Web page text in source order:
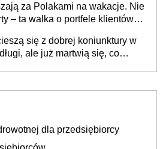
za Polakami na wakacje. Nie
– ta walka o portfele klientów
się z dobrej koniunktury w
ale już martwią się, co
dla przedsiębiorcy